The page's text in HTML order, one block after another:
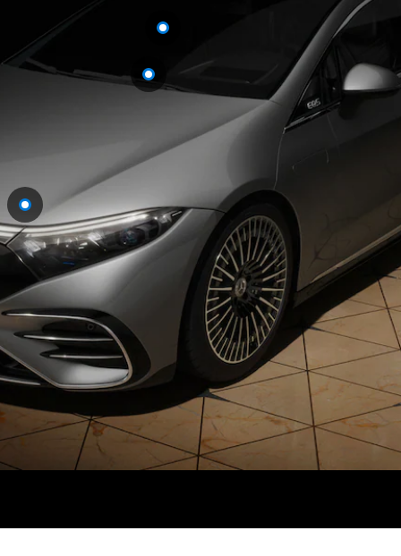
Classe
Berline
Classe S
Classe S
Limousine
Mercedes-
Maybach
Classe S
Configurateur
Mercedes-
Benz Store
Tous les